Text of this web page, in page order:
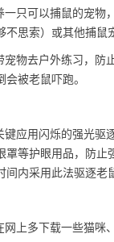
只可以捕鼠的宠物
思索）或其他捕鼠
物去户外练习，防
被老鼠吓跑。
应用闪烁的强光驱
罩等护眼用品，防
内采用此法驱逐老
上多下载一些猫咪